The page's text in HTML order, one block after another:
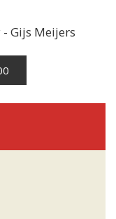
Gijs Meijers